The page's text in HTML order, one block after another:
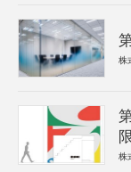
株
株